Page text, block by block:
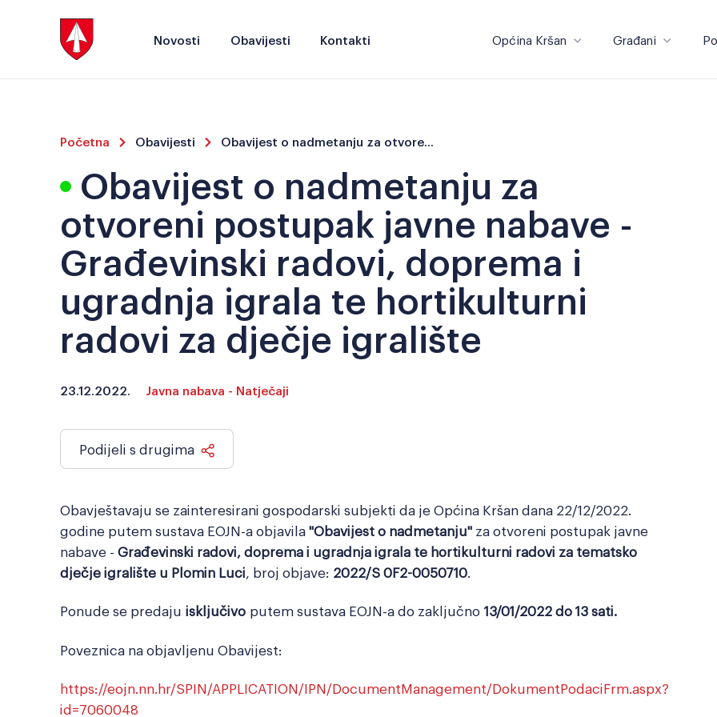
Novosti Obavijesti Kontakti Općina Kršan Građani
Početna Obavijesti Obavijest o nadmetanju za otvoreni postupak javne nabave - Građevinski radovi, doprema i ugradnja igrala te hortikulturni radovi za dječje igralište
Obavijest o nadmetanju za
otvoreni postupak javne nabave -
Građevinski radovi, doprema i
ugradnja igrala te hortikulturni
radovi za dječje igralište
23.12.2022. Javna nabava - Natječaji
Podijeli s drugima
Obavještavaju se zainteresirani gospodarski subjekti da je Općina Kršan dana 22/12/2022.
godine putem sustava EOJN-a objavila"Obavijest o nadmetanju" za otvoreni postupak javne
nabave - Građevinski radovi, doprema i ugradnja igrala te hortikulturni radovi za tematsko
dječje igralište u Plomin Luci, broj objave: 2022/S 0F2-0050710.
Ponude se predaju isključivo putem sustava EOJN-a do zaključno 13/01/2022 do 13 sati.
Poveznica na objavljenu Obavijest:
https://eojn.nn.hr/SPIN/APPLICATION/IPN/DocumentManagement/DokumentPodaciFrm.aspx?
id=7060048